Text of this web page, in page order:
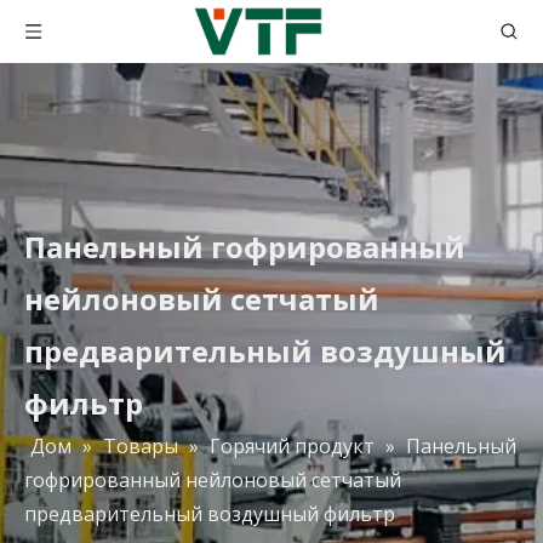
Панельный гофрированный
нейлоновый сетчатый
предварительный воздушный
фильтр
Дом » Товары » Горячий продукт » Панельный
гофрированный нейлоновый сетчатый
предварительный воздушный фильтр
Контролируя загрязнение фильтры для покрасочной камеры из стекловолокна Фильтр кондиционера Первичный гофрированный материал для воздушного фильтра / сырье для воздушного фильтра с металлической сеткой